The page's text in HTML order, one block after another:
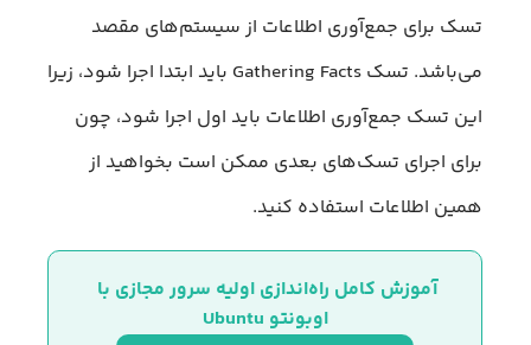
تسک برای جمع‌آوری اطلاعات از سیستم‌های مقصد
می‌باشد. تسک Gathering Facts باید ابتدا اجرا شود، زیرا
این تسک جمع‌آوری اطلاعات باید اول اجرا شود، چون
برای اجرای تسک‌های بعدی ممکن است بخواهید از
همین اطلاعات استفاده کنید.
آموزش کامل راه‌اندازی اولیه سرور مجازی با
اوبونتو Ubuntu